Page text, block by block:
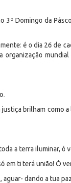
3º Domingo da
é o dia 26 de
organização
brilham como
a terra iluminar, ó
em ti terá união! Ó
dando a tua